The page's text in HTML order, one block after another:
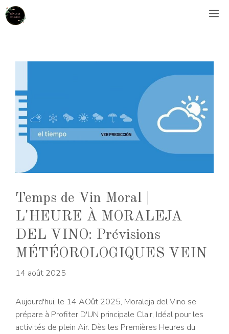
Aller
au
Temps de Vin Moral |
L'HEURE À MORALEJA
DEL VINO: Prévisions
MÉTÉOROLOGIQUES VEIN
14 août 2025
Aujourd'hui, le 14 AOût 2025, Moraleja del Vino se
prépare à Profiter D'UN principale Clair, Idéal pour les
activités de plein Air. Dès les Premières Heures du